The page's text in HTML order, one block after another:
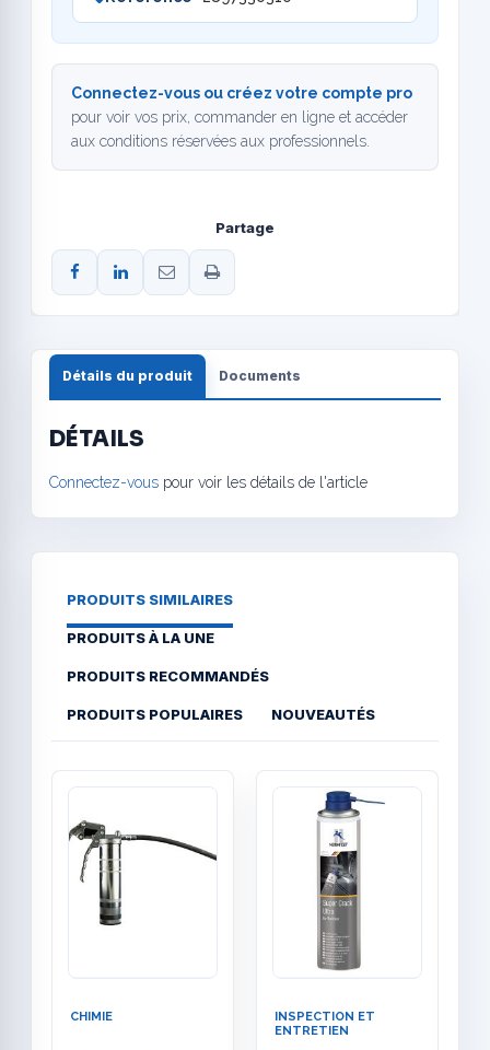
Connectez-vous ou créez votre compte pro
pour voir vos prix, commander en ligne et accéder
aux conditions réservées aux professionnels.
Partage
Détails du produit Documents
DÉTAILS
Connectez-vous pour voir les détails de l'article
PRODUITS SIMILAIRES
PRODUITS À LA UNE
PRODUITS RECOMMANDÉS
PRODUITS POPULAIRES NOUVEAUTÉS
CHIMIE
INSPECTION ET
ENTRETIEN